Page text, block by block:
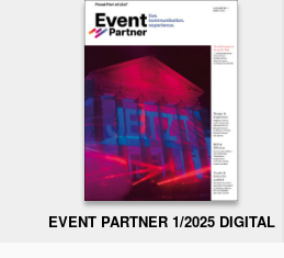
EVENT PARTNER 1/2025 DIGITAL